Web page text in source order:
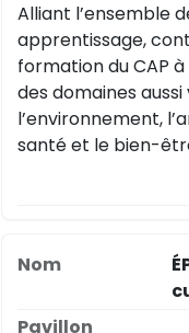
Alliant l’ensemble
apprentissage,
formation du CAP
des domaines aussi
l’environnement,
santé et le bien-
personne,
les besoins en